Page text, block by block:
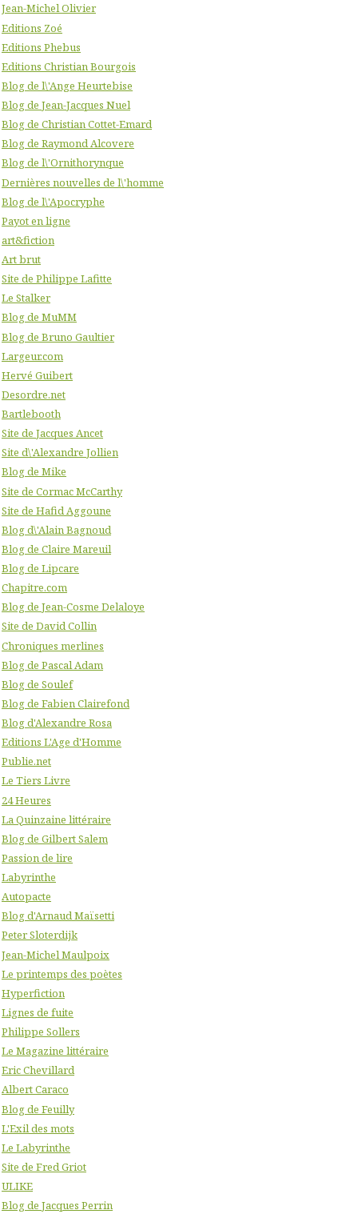
Jean-Michel Olivier
Editions Zoé
Editions Phebus
Editions Christian Bourgois
Blog de l\'Ange Heurtebise
Blog de Jean-Jacques Nuel
Blog de Christian Cottet-Emard
Blog de Raymond Alcovere
Blog de l\'Ornithorynque
Dernières nouvelles de l\'homme
Blog de l\'Apocryphe
Payot en ligne
art&fiction
Art brut
Site de Philippe Lafitte
Le Stalker
Blog de MuMM
Blog de Bruno Gaultier
Largeur.com
Hervé Guibert
Desordre.net
Bartlebooth
Site de Jacques Ancet
Site d\'Alexandre Jollien
Blog de Mike
Site de Cormac McCarthy
Site de Hafid Aggoune
Blog d\'Alain Bagnoud
Blog de Claire Mareuil
Blog de Lipcare
Chapitre.com
Blog de Jean-Cosme Delaloye
Site de David Collin
Chroniques merlines
Blog de Pascal Adam
Blog de Soulef
Blog de Fabien Clairefond
Blog d'Alexandre Rosa
Editions L'Age d'Homme
Publie.net
Le Tiers Livre
24 Heures
La Quinzaine littéraire
Blog de Gilbert Salem
Passion de lire
Labyrinthe
Autopacte
Blog d'Arnaud Maïsetti
Peter Sloterdijk
Jean-Michel Maulpoix
Le printemps des poètes
Hyperfiction
Lignes de fuite
Philippe Sollers
Le Magazine littéraire
Eric Chevillard
Albert Caraco
Blog de Feuilly
L'Exil des mots
Le Labyrinthe
Site de Fred Griot
ULIKE
Blog de Jacques Perrin